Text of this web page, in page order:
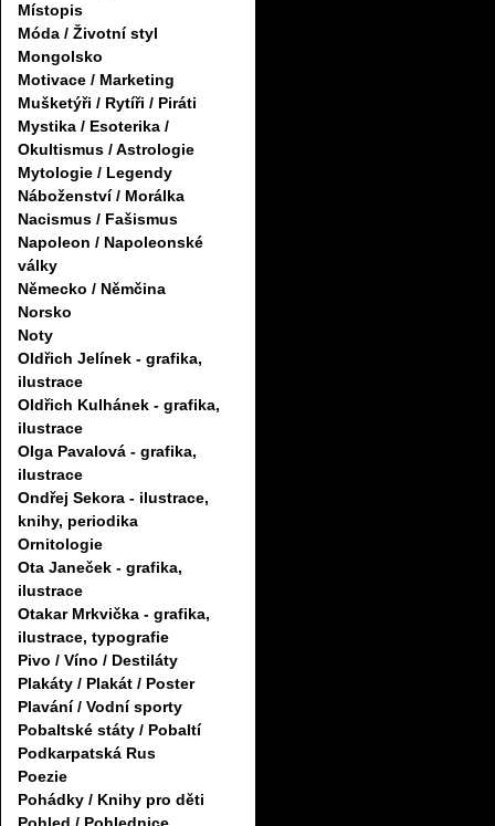
Místopis
Móda / Životní styl
Mongolsko
Motivace / Marketing
Mušketýři / Rytíři / Piráti
Mystika / Esoterika /
Okultismus / Astrologie
Mytologie / Legendy
Náboženství / Morálka
Nacismus / Fašismus
Napoleon / Napoleonské
války
Německo / Němčina
Norsko
Noty
Oldřich Jelínek - grafika,
ilustrace
Oldřich Kulhánek - grafika,
ilustrace
Olga Pavalová - grafika,
ilustrace
Ondřej Sekora - ilustrace,
knihy, periodika
Ornitologie
Ota Janeček - grafika,
ilustrace
Otakar Mrkvička - grafika,
ilustrace, typografie
Pivo / Víno / Destiláty
Plakáty / Plakát / Poster
Plavání / Vodní sporty
Pobaltské státy / Pobaltí
Podkarpatská Rus
Poezie
Pohádky / Knihy pro děti